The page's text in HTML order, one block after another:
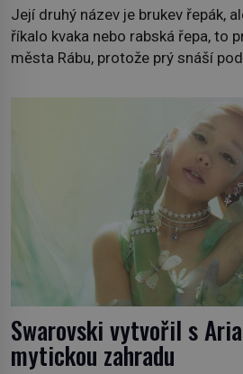
Její druhý název je brukev řepák,
říkalo kvaka nebo rabská řepa, to
města Rábu, protože prý snáší
někdy i v obchodech. Její bulvy
Swarovski vytvořil s
mytickou zahradu